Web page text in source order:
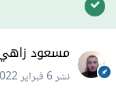
مسعود زاهي
نشر6 فبراير 2022